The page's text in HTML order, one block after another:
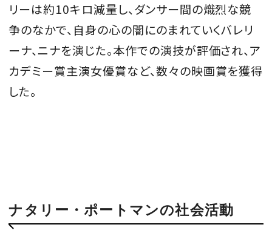
リーは約10キロ減量し、ダンサー間の熾烈な競
争のなかで、自身の心の闇にのまれていくバレリ
ーナ、ニナを演じた。本作での演技が評価され、ア
カデミー賞主演女優賞など、数々の映画賞を獲得
した。
ナタリー・ポートマンの社会活動